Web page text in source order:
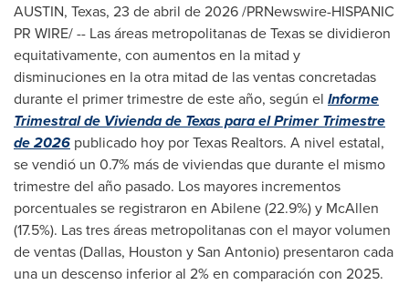
AUSTIN, Texas, 23 de abril de 2026/PRNewswire-HISPANIC
PR WIRE/ -- Las áreas metropolitanas de Texas se dividieron
equitativamente, con aumentos en la mitad y
disminuciones en la otra mitad de las ventas concretadas
durante el primer trimestre de este año, según el Informe
Trimestral de Vivienda de Texas para el Primer Trimestre
de 2026 publicado hoy por Texas Realtors. A nivel estatal,
se vendió un 0.7% más de viviendas que durante el mismo
trimestre del año pasado. Los mayores incrementos
porcentuales se registraron en Abilene (22.9%) y McAllen
(17.5%). Las tres áreas metropolitanas con el mayor volumen
de ventas (Dallas, Houston y San Antonio) presentaron cada
una un descenso inferior al 2% en comparación con 2025.